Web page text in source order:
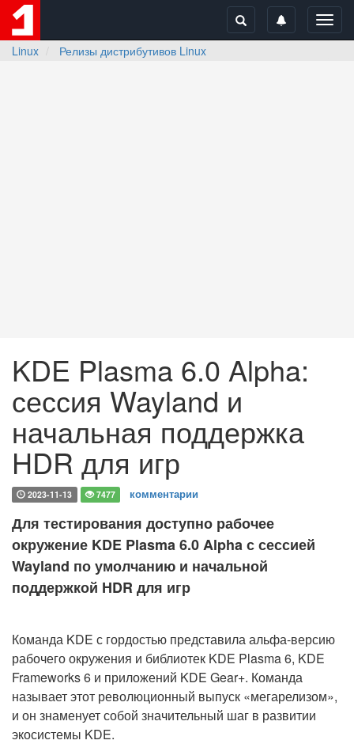
Linux
Релизы дистрибутивов Linux
KDE Plasma 6.0 Alpha:
сессия Wayland и
начальная поддержка
HDR для игр
2023-11-13 7477 комментарии
Для тестирования доступно рабочее
окружение KDE Plasma 6.0 Alpha с сессией
Wayland по умолчанию и начальной
поддержкой HDR для игр
Команда KDE с гордостью представила альфа-версию
рабочего окружения и библиотек KDE Plasma 6, KDE
Frameworks 6 и приложений KDE Gear+. Команда
называет этот революционный выпуск «мегарелизом»,
и он знаменует собой значительный шаг в развитии
экосистемы KDE.